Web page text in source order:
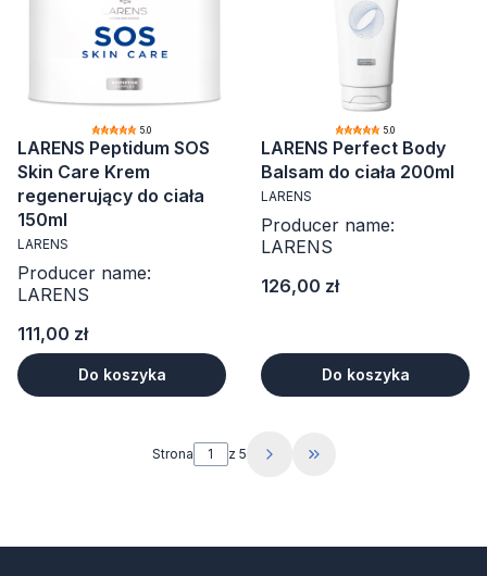
5.0
LARENS Peptidum SOS
Skin Care Krem
regenerujący do ciała
150ml
LARENS
Producer name:
LARENS
Cena
111,00 zł
Do koszyka
5.0
LARENS Perfect Body
Balsam do ciała 200ml
LARENS
Producer name:
LARENS
Cena
126,00 zł
Do koszyka
Strona z 5 Przejdź do ostatniej